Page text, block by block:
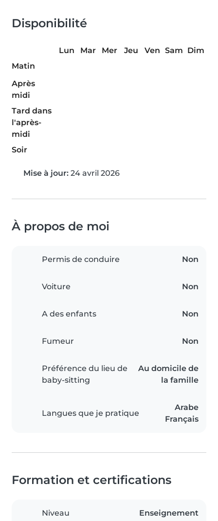
Disponibilité
Lun Mar Mer Jeu Ven Sam Dim
Matin
Après
midi
Tard dans
l'après-
midi
Soir
Mise à jour: 24 avril 2026
À propos de moi
Permis de conduire Non
Voiture Non
A des enfants Non
Fumeur Non
Préférence du lieu de
baby-sitting
Au domicile de
la famille
Langues que je pratique
Arabe
Français
Formation et certifications
Niveau
Enseignement